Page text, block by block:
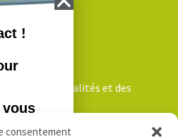
consentement
nos actualités et des